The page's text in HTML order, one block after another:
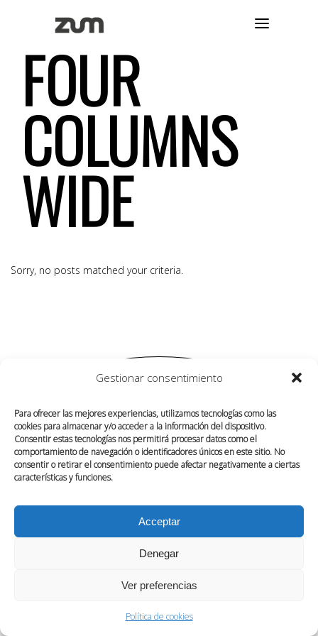
Gestionar consentimiento
Para ofrecer las mejores experiencias, utilizamos tecnologías como las
cookies para almacenar y/o acceder a la información del dispositivo.
Consentir estas tecnologías nos permitirá procesar datos como el
comportamiento de navegación o identificadores únicos en este sitio. No
consentir o retirar el consentimiento puede afectar negativamente a ciertas
características y funciones.
Acceptar
Denegar
Ver preferencias
Política de cookies
FOUR
COLUMNS
WIDE
Sorry, no posts matched your criteria.
SOBRE NOSOTROS
POLÍTICA DE COOKIES (UE)